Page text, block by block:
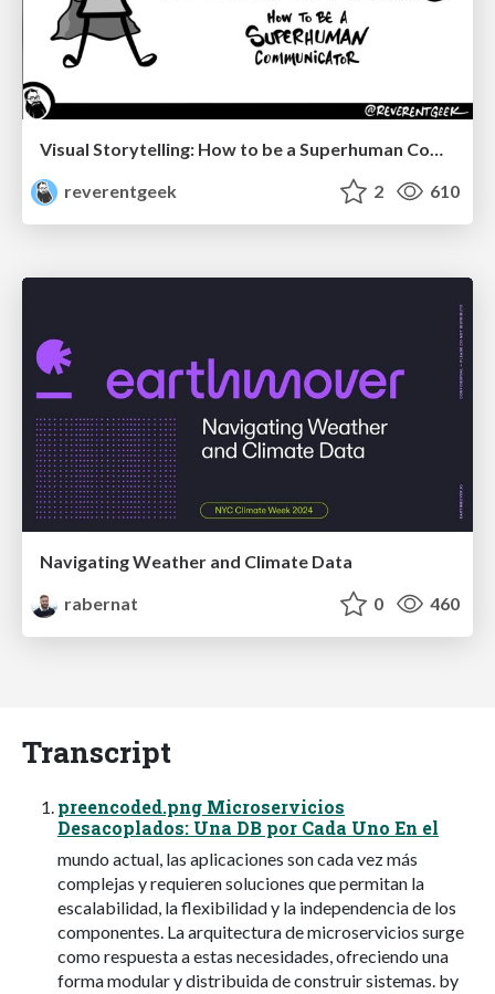
Visual Storytelling: How to be a Superhuman Communicator
reverentgeek
2 610
Navigating Weather and Climate Data
rabernat
0 460
Transcript
preencoded.png Microservicios
Desacoplados: Una DB por Cada Uno En el
mundo actual, las aplicaciones son cada vez más
complejas y requieren soluciones que permitan la
escalabilidad, la flexibilidad y la independencia de los
componentes. La arquitectura de microservicios surge
como respuesta a estas necesidades, ofreciendo una
forma modular y distribuida de construir sistemas. by